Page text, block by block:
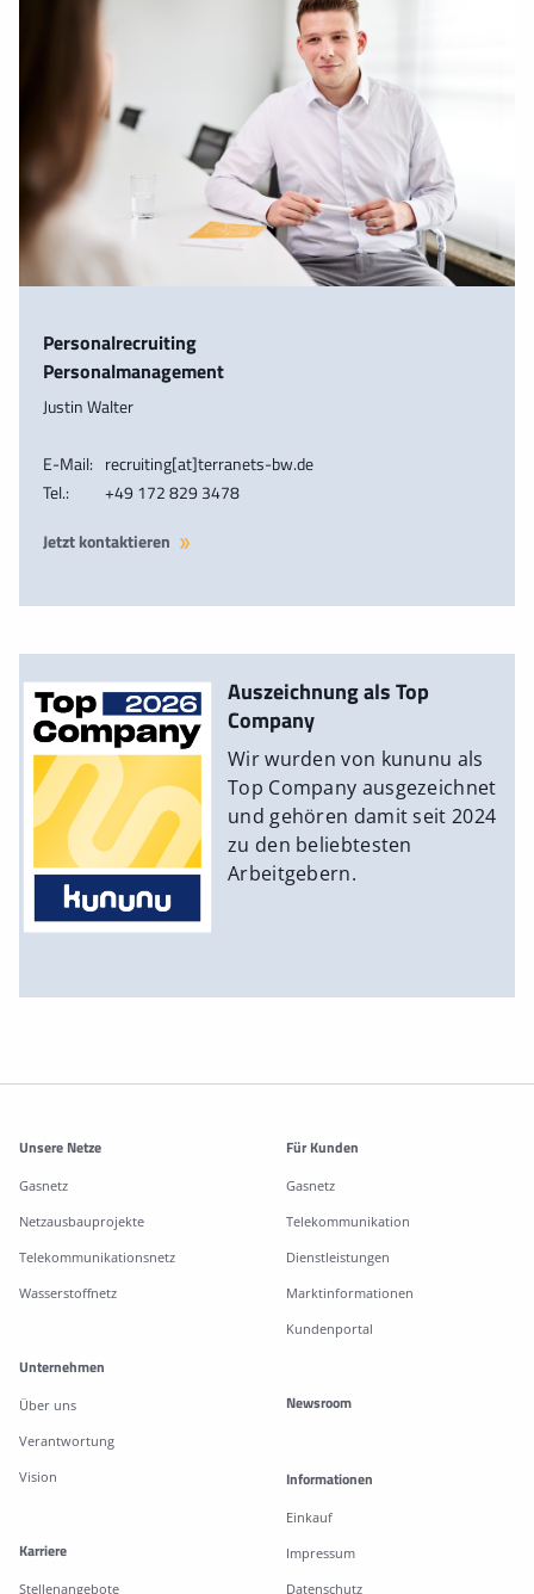
Personalrecruiting
Personalmanagement
Justin Walter
E-Mail: recruiting[at]terranets-bw.de
Tel.:
+49 172 829 3478
Jetzt kontaktieren
Auszeichnung als Top
Company
Wir wurden von kununu als
Top Company ausgezeichnet
und gehören damit seit 2024
zu den beliebtesten
Arbeitgebern.
Weitere Informationen
Unsere Netze
Gasnetz
Netzausbauprojekte
Telekommunikationsnetz
Wasserstoffnetz
Für Kunden
Gasnetz
Telekommunikation
Dienstleistungen
Marktinformationen
Kundenportal
Unternehmen
Über uns
Verantwortung
Vision
Karriere
Stellenangebote
Newsroom
Informationen
Einkauf
Impressum
Datenschutz